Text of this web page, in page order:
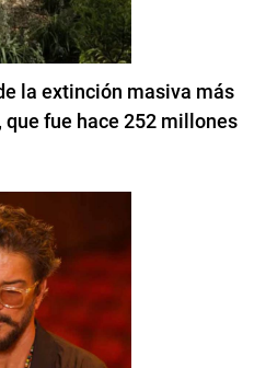
la extinción masiva más
fue hace 252 millones